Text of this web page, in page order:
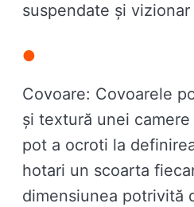
suspendate și
Covoare: Covoarele
și textură unei
pot a ocroti la
hotari un scoarta
dimensiunea potrivită